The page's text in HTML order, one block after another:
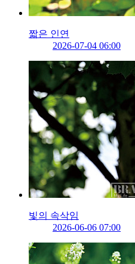
짧은 인연
2026-07-04 06:00
빛의 속삭임
2026-06-06 07:00